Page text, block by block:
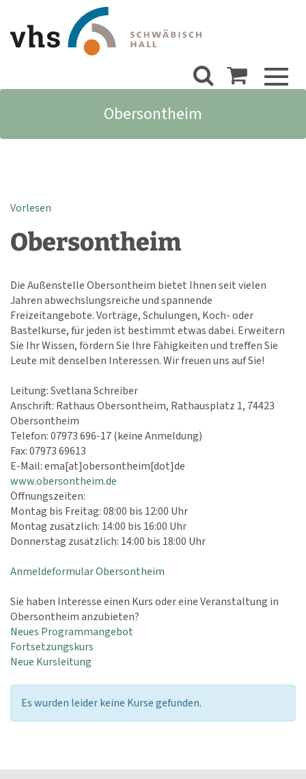
Obersontheim
Vorlesen
Obersontheim
Die Außenstelle Obersontheim bietet Ihnen seit vielen
Jahren abwechslungsreiche und spannende
Freizeitangebote. Vorträge, Schulungen, Koch- oder
Bastelkurse, für jeden ist bestimmt etwas dabei. Erweitern
Sie Ihr Wissen, fördern Sie Ihre Fähigkeiten und treffen Sie
Leute mit denselben Interessen. Wir freuen uns auf Sie!
Leitung: Svetlana Schreiber
Anschrift: Rathaus Obersontheim, Rathausplatz 1, 74423
Obersontheim
Telefon: 07973 696-17 (keine Anmeldung)
Fax: 07973 69613
E-Mail: ema[at]obersontheim[dot]de
www.obersontheim.de
Öffnungszeiten:
Montag bis Freitag: 08:00 bis 12:00 Uhr
Montag zusätzlich: 14:00 bis 16:00 Uhr
Donnerstag zusätzlich: 14:00 bis 18:00 Uhr
Anmeldeformular Obersontheim
Sie haben Interesse einen Kurs oder eine Veranstaltung in
Obersontheim anzubieten?
Neues Programmangebot
Fortsetzungskurs
Neue Kursleitung
Es wurden leider keine Kurse gefunden.